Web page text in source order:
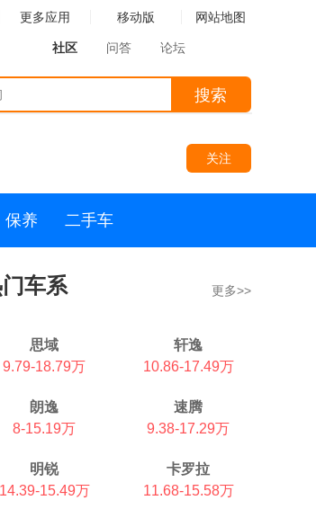
更多应用 移动版 网站地图
社区 问答 论坛
搜索
关注
保养 二手车
车系 更多>>
思域
9.79-18.79万
轩逸
10.86-17.49万
朗逸
8-15.19万
速腾
9.38-17.29万
明锐
14.39-15.49万
卡罗拉
11.68-15.58万